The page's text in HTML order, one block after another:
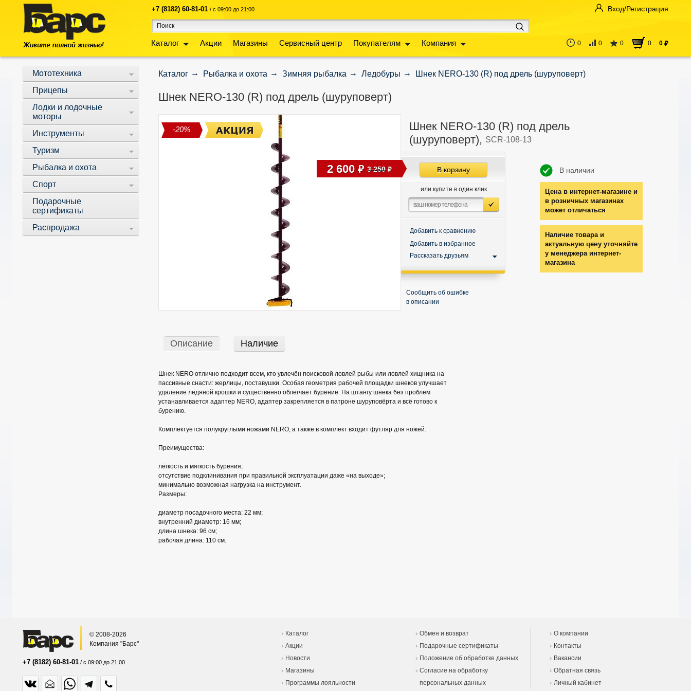
+7 (8182) 60-81-01 / с 09:00 до 21:00
Каталог Акции Магазины Сервисный центр Покупателям Компания
Вход/Регистрация
0 0 0 0 0 руб
Мототехника
Прицепы
Лодки и лодочные
моторы
Инструменты
Туризм
Рыбалка и охота
Спорт
Подарочные
сертификаты
Распродажа
Каталог Рыбалка и охота Зимняя рыбалка Ледобуры Шнек NERO-130 (R) под дрель (шуруповерт)
Шнек NERO-130 (R) под дрель (шуруповерт)
-20%
Шнек NERO-130 (R) под дрель
(шуруповерт), SCR-108-13
В наличии
Цена в интернет-магазине и
в розничных магазинах
может отличаться
Наличие товара и
актуальную цену уточняйте
у менеджера интернет-
магазина
В корзину
или купите в один клик
Добавить к сравнению
Добавить в избранное
Рассказать друзьям
Сообщить об ошибке
в описании
2 600 руб 3 250 руб
Описание Наличие
Шнек NERO отлично подходит всем, кто увлечён поисковой ловлей рыбы или ловлей хищника на
пассивные снасти: жерлицы, поставушки. Особая геометрия рабочей площадки шнеков улучшает
удаление ледяной крошки и существенно облегчает бурение. На штангу шнека без проблем
устанавливается адаптер NERO, адаптер закрепляется в патроне шуруповёрта и всё готово к
бурению.
Комплектуется полукруглыми ножами NERO, а также в комплект входит футляр для ножей.
Преимущества:
лёгкость и мягкость бурения;
отсутствие подклинивания при правильной эксплуатации даже «на выходе»;
минимально возможная нагрузка на инструмент.
Размеры:
диаметр посадочного места: 22 мм;
внутренний диаметр: 16 мм;
длина шнека: 96 см;
рабочая длина: 110 см.
© 2008-2026
Компания "Барс"
+7 (8182) 60-81-01 / с 09:00 до 21:00
Каталог
Акции
Новости
Магазины
Программы лояльности
Обмен и возврат
Подарочные сертификаты
Положение об обработке данных
Согласие на обработку
персональных данных
О компании
Контакты
Вакансии
Обратная связь
Личный кабинет